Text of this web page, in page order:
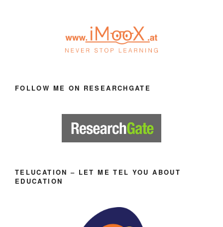
FOLLOW ME ON RESEARCHGATE
TELUCATION – LET ME TEL YOU ABOUT
EDUCATION